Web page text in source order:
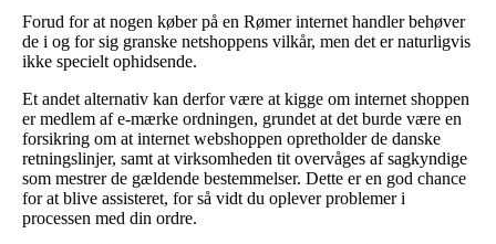
Forud for at nogen køber på en Rømer internet handler behøver
de i og for sig granske netshoppens vilkår, men det er naturligvis
ikke specielt ophidsende.
Et andet alternativ kan derfor være at kigge om internet shoppen
er medlem af e-mærke ordningen, grundet at det burde være en
forsikring om at internet webshoppen opretholder de danske
retningslinjer, samt at virksomheden tit overvåges af sagkyndige
som mestrer de gældende bestemmelser. Dette er en god chance
for at blive assisteret, for så vidt du oplever problemer i
processen med din ordre.